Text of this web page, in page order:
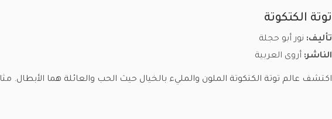
توتة الكتكوتة
تأليف: نور أبو حجلة
الناشر: أروى العربية
اكتشف عالم توتة الكتكوتة الملون والمليء بالخيال حيث الحب والعائلة هما الأبطال.